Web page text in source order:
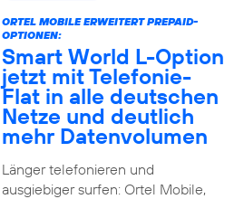
ORTEL MOBILE ERWEITERT PREPAID-
OPTIONEN:
Smart World L-Option
jetzt mit Telefonie-
Flat in alle deutschen
Netze und deutlich
mehr Datenvolumen
Länger telefonieren und
ausgiebiger surfen: Ortel Mobile,